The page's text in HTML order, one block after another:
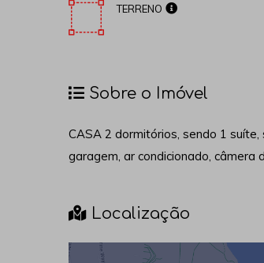
TERRENO
Sobre o Imóvel
CASA 2 dormitórios, sendo 1
garagem, ar condicionado,
Localização